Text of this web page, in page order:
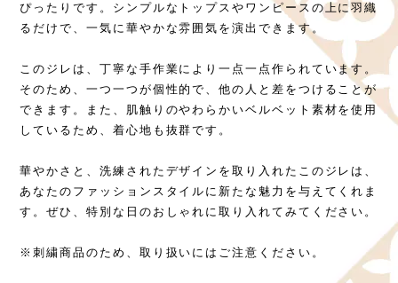
ぴったりです。シンプルなトップスやワンピースの上に羽織
るだけで、一気に華やかな雰囲気を演出できます。
このジレは、丁寧な手作業により一点一点作られています。
そのため、一つ一つが個性的で、他の人と差をつけることが
できます。また、肌触りのやわらかいベルベット素材を使用
しているため、着心地も抜群です。
華やかさと、洗練されたデザインを取り入れたこのジレは、
あなたのファッションスタイルに新たな魅力を与えてくれま
す。ぜひ、特別な日のおしゃれに取り入れてみてください。
※刺繍商品のため、取り扱いにはご注意ください。